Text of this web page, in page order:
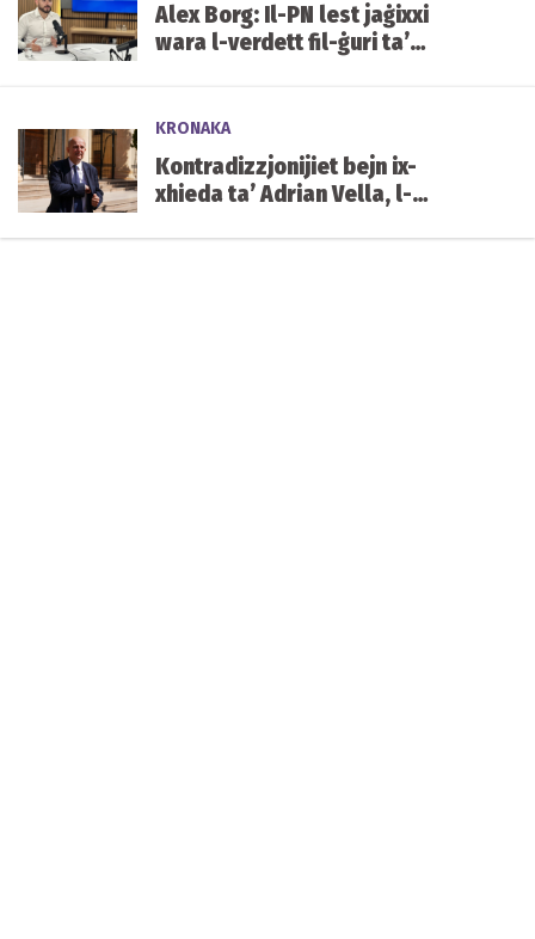
Alex Borg: Il-PN lest jaġixxi
wara l-verdett fil-ġuri ta’
KRONAKA
Kontradizzjonijiet bejn ix-
xhieda ta’ Adrian Vella, l-